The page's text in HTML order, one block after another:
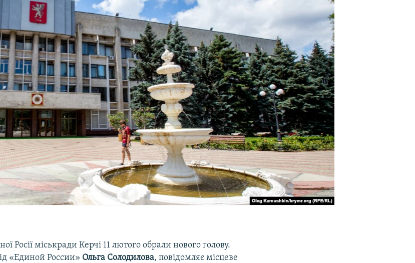
Росії міськради Керчі 11 лютого обрали нового голову.
«Единой России» Ольга Солодилова, повідомляє місцеве